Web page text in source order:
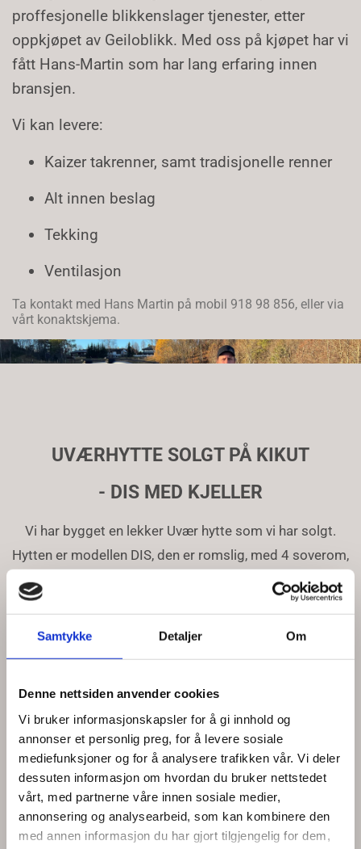
Samtykke Detaljer Om
Denne nettsiden anvender cookies
Vi bruker informasjonskapsler for å gi innhold og
annonser et personlig preg, for å levere sosiale
mediefunksjoner og for å analysere trafikken vår. Vi deler
dessuten informasjon om hvordan du bruker nettstedet
vårt, med partnerne våre innen sosiale medier,
annonsering og analysearbeid, som kan kombinere den
med annen informasjon du har gjort tilgjengelig for dem,
proffesjonelle blikkenslager tjenester, etter
oppkjøpet av Geiloblikk. Med oss på kjøpet har vi
fått Hans-Martin som har lang erfaring innen
bransjen.
Vi kan levere:
Kaizer takrenner, samt tradisjonelle renner
Alt innen beslag
Tekking
Ventilasjon
Ta kontakt med Hans Martin på mobil 918 98 856, eller via
vårt konaktskjema.
UVÆRHYTTE SOLGT PÅ KIKUT
- DIS MED KJELLER
Vi har bygget en lekker Uvær hytte som vi har solgt.
Hytten er modellen DIS, den er romslig, med 4 soverom,
stor stue med åpent kjøkken. Tv-krok og god